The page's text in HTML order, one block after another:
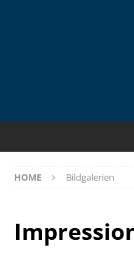
HOME Bildgalerien